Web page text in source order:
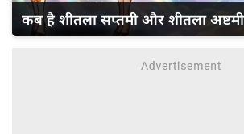
कब है शीतला सप्तमी और शीतला अष्टमी